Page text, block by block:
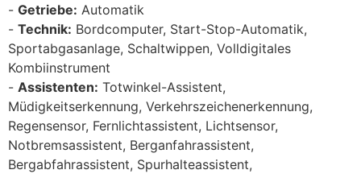
Getriebe: Automatik
Technik: Bordcomputer, Start-Stop-Automatik,
Sportabgasanlage, Schaltwippen, Volldigitales
Kombiinstrument
Assistenten: Totwinkel-Assistent,
Müdigkeitserkennung, Verkehrszeichenerkennung,
Regensensor, Fernlichtassistent, Lichtsensor,
Notbremsassistent, Berganfahrassistent,
Bergabfahrassistent, Spurhalteassistent,